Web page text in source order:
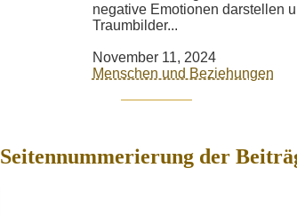
negative Emotionen darstellen
Traumbilder...
November 11, 2024
Menschen und Beziehungen
Seitennummerierung der